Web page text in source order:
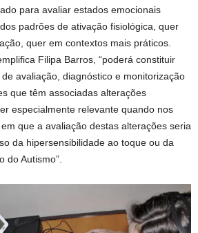
para avaliar estados emocionais
padrões de ativação fisiológica, quer
quer em contextos mais práticos.
Filipa Barros, “poderá constituir
avaliação, diagnóstico e monitorização
que têm associadas alterações
especialmente relevante quando nos
que a avaliação destas alterações seria
da hipersensibilidade ao toque ou da
do Autismo”.